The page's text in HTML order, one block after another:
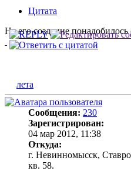
Цитата
На его создание понадобилось
лета
Сообщения: 230
Зарегистрирован:
04 мар 2012, 11:38
Откуда:
г. Невинномысск,
кв. 58.